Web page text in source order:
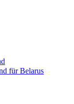
für Belarus